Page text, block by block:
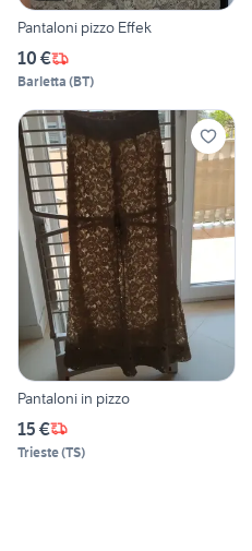
Pantaloni pizzo Effek
10 €
Barletta (BT)
Pantaloni in pizzo
15 €
Trieste(TS)